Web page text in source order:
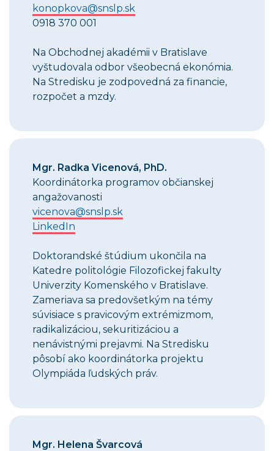
konopkova@snslp.sk
0918 370 001
Na Obchodnej akadémii v Bratislave
vyštudovala odbor všeobecná ekonómia.
Na Stredisku je zodpovedná za financie,
rozpočet a mzdy.
Mgr. Radka Vicenová, PhD.
Koordinátorka programov občianskej
angažovanosti
vicenova@snslp.sk
LinkedIn
Doktorandské štúdium ukončila na
Katedre politológie Filozofickej fakulty
Univerzity Komenského v Bratislave.
Zameriava sa predovšetkým na témy
súvisiace s pravicovým extrémizmom,
radikalizáciou, sekuritizáciou a
nenávistnými prejavmi. Na Stredisku
pôsobí ako koordinátorka projektu
Olympiáda ľudských práv.
Mgr. Helena Švarcová